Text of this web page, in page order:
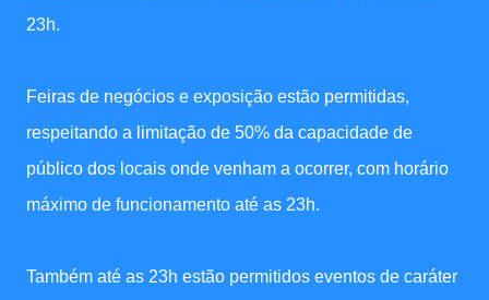
23h.
Feiras de negócios e exposição estão permitidas,
respeitando a limitação de 50% da capacidade de
público dos locais onde venham a ocorrer, com horário
máximo de funcionamento até as 23h.
Também até as 23h estão permitidos eventos de caráter